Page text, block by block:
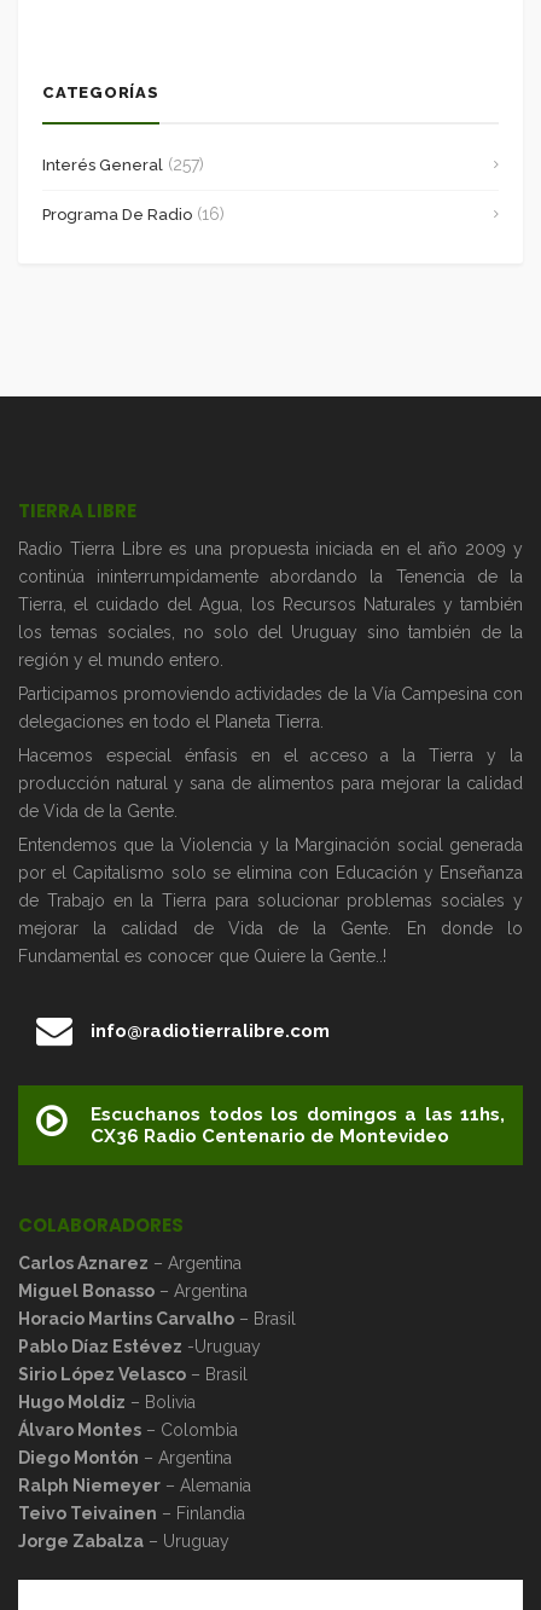
CATEGORÍAS
Interés General (257)
Programa De Radio (16)
TIERRA LIBRE
Radio Tierra Libre es una propuesta iniciada en el año 2009 y
continúa ininterrumpidamente abordando la Tenencia de la
Tierra, el cuidado del Agua, los Recursos Naturales y también
los temas sociales, no solo del Uruguay sino también de la
región y el mundo entero.
Participamos promoviendo actividades de la Vía Campesina con
delegaciones en todo el Planeta Tierra.
Hacemos especial énfasis en el acceso a la Tierra y la
producción natural y sana de alimentos para mejorar la calidad
de Vida de la Gente.
Entendemos que la Violencia y la Marginación social generada
por el Capitalismo solo se elimina con Educación y Enseñanza
de Trabajo en la Tierra para solucionar problemas sociales y
mejorar la calidad de Vida de la Gente. En donde lo
Fundamental es conocer que Quiere la Gente..!
info@radiotierralibre.com
Escuchanos todos los domingos a las 11hs,
CX36 Radio Centenario de Montevideo
COLABORADORES
Carlos Aznarez – Argentina
Miguel Bonasso – Argentina
Horacio Martins Carvalho – Brasil
Pablo Díaz Estévez -Uruguay
Sirio López Velasco – Brasil
Hugo Moldiz – Bolivia
Álvaro Montes – Colombia
Diego Montón – Argentina
Ralph Niemeyer – Alemania
Teivo Teivainen – Finlandia
Jorge Zabalza – Uruguay